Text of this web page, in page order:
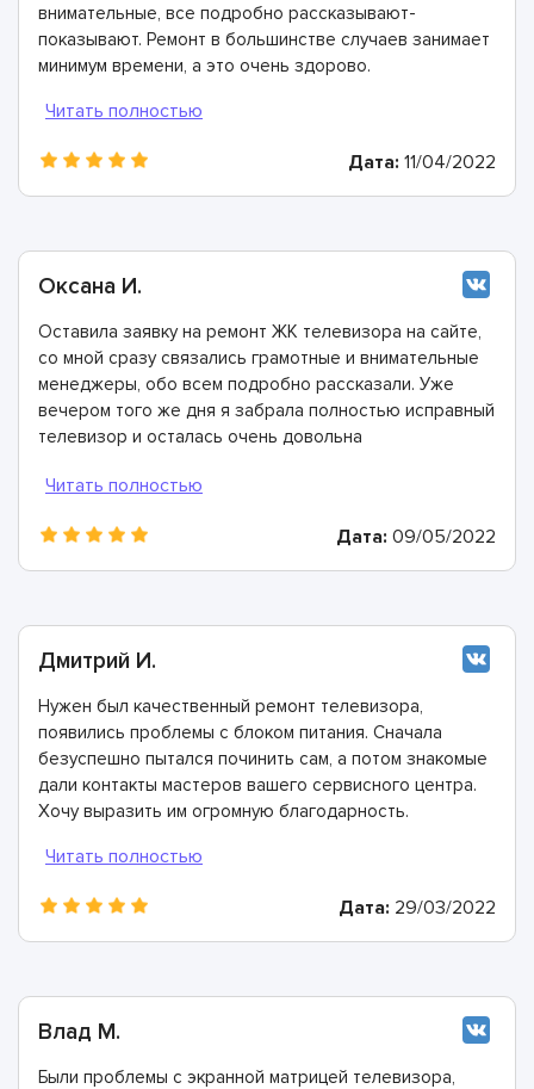
внимательные, все подробно рассказывают-
показывают. Ремонт в большинстве случаев занимает
минимум времени, а это очень здорово.
Дата: 11/04/2022
Оксана И.
Оставила заявку на ремонт ЖК телевизора на сайте,
со мной сразу связались грамотные и внимательные
менеджеры, обо всем подробно рассказали. Уже
вечером того же дня я забрала полностью исправный
телевизор и осталась очень довольна
Дата: 09/05/2022
Дмитрий И.
Нужен был качественный ремонт телевизора,
появились проблемы с блоком питания. Сначала
безуспешно пытался починить сам, а потом знакомые
дали контакты мастеров вашего сервисного центра.
Хочу выразить им огромную благодарность.
Дата: 29/03/2022
Влад М.
Были проблемы с экранной матрицей телевизора,